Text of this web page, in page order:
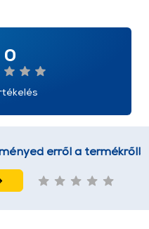
0
erről a termékről!